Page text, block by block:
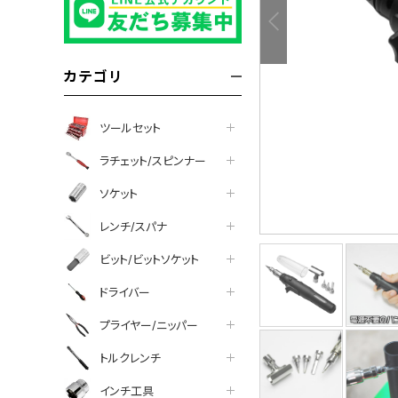
カテゴリ
ツールセット
ラチェット/スピンナー
ソケット
レンチ/スパナ
ビット/ビットソケット
ドライバー
プライヤー/ニッパー
トルクレンチ
インチ工具
facebook
line